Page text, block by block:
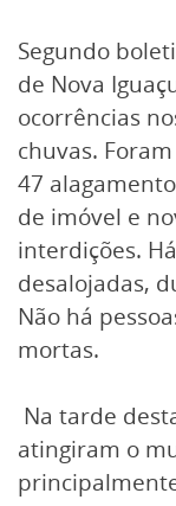
Segundo
de Nova
ocorrências
chuvas.
47
de imóvel e
interdições.
desalojadas,
Não há
mortas.
Na tarde
atingiram o